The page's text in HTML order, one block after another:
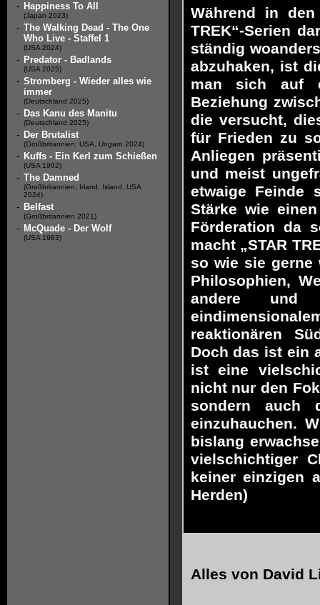
- Happiness To All
(Japan 2023)
- The Walking Dead - The One
Who Live - Staffel 1
(USA 2024)
- Predator - Badlands
(USA 2025)
- Stromberg - Wieder alles wie
immer
(Deutschland 2025)
- Das Kanu des Manitu
(Deutschland 2025)
- Der Brutalist
(Großbritannien, USA, Ungarn 2024)
- Kuffs - Ein Kerl zum Schießen
(USA 1992)
- The Damned
(Großbritannien, Irland, Island, USA
2024)
- Belfast
(Großbritannien 2021)
- McQuade - Der Wolf
(USA 1983)
Während in
TREK“-Serien
ständig
abzuhaken, ist
man sich auf
Beziehung
die versucht,
für Frieden zu
Anliegen
und meist
etwaige Feinde
Stärke wie
Förderation da
macht „STAR
so wie sie gerne
Philosophien,
andere und
reaktionären
Doch das ist ein
ist eine
nicht nur den
sondern auch
einzuhauchen.
bislang
vielschichtiger
keiner einzigen
Herden)
Alles von David